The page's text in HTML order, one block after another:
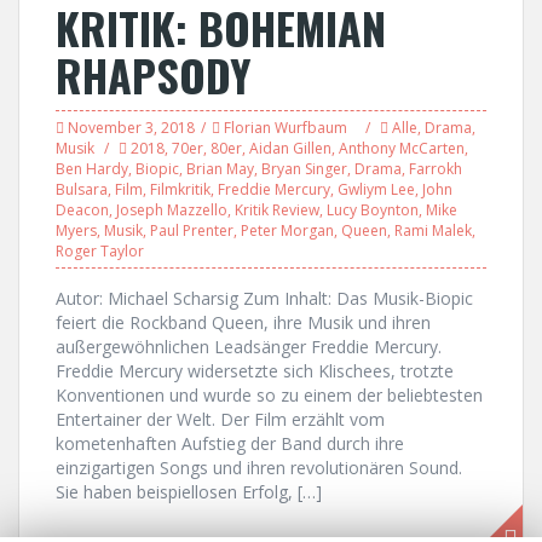
KRITIK: BOHEMIAN
RHAPSODY
November 3, 2018 Florian Wurfbaum Alle, Drama,
Musik
2018, 70er, 80er, Aidan Gillen, Anthony McCarten,
Ben Hardy, Biopic, Brian May, Bryan Singer, Drama, Farrokh
Bulsara, Film, Filmkritik, Freddie Mercury, Gwliym Lee, John
Deacon, Joseph Mazzello, Kritik Review, Lucy Boynton, Mike
Myers, Musik, Paul Prenter, Peter Morgan, Queen, Rami Malek,
Roger Taylor
Autor: Michael Scharsig Zum Inhalt: Das Musik-Biopic
feiert die Rockband Queen, ihre Musik und ihren
außergewöhnlichen Leadsänger Freddie Mercury.
Freddie Mercury widersetzte sich Klischees, trotzte
Konventionen und wurde so zu einem der beliebtesten
Entertainer der Welt. Der Film erzählt vom
kometenhaften Aufstieg der Band durch ihre
einzigartigen Songs und ihren revolutionären Sound.
Sie haben beispiellosen Erfolg, […]